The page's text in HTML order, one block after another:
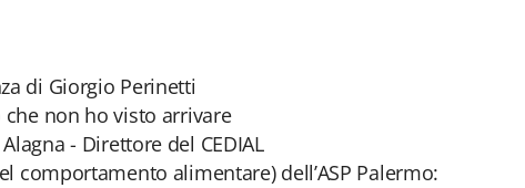
di Giorgio Perinetti
non ho visto arrivare
- Direttore del CEDIAL
comportamento alimentare) dell’ASP Palermo: